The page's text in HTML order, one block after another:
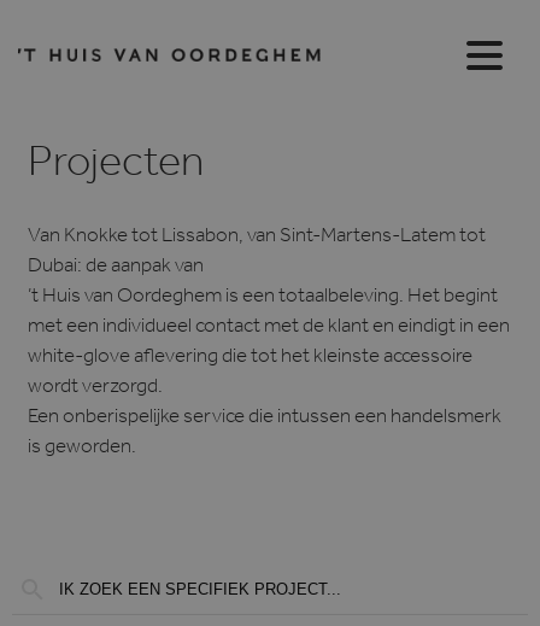
Projecten
Van Knokke tot Lissabon, van Sint-Martens-Latem tot
Dubai: de aanpak van
’t Huis van Oordeghem is een totaalbeleving. Het begint
met een individueel contact met de klant en eindigt in een
white-glove aflevering die tot het kleinste accessoire
wordt verzorgd.
Een onberispelijke service die intussen een handelsmerk
is geworden.